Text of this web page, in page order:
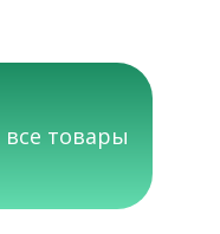
все товары